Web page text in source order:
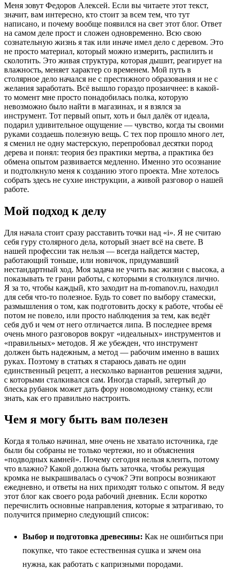
Меня зовут Федоров Алексей. Если вы читаете этот текст,
значит, вам интересно, кто стоит за всем тем, что тут
написано, и почему вообще появился на свет этот блог. Ответ
на самом деле прост и сложен одновременно. Всю свою
сознательную жизнь я так или иначе имел дело с деревом. Это
не просто материал, который можно измерить, распилить и
сколотить. Это живая структура, которая дышит, реагирует на
влажность, меняет характер со временем. Мой путь в
столярное дело начался не с престижного образования и не с
желания заработать. Всё вышло гораздо прозаичнее: в какой-
то момент мне просто понадобилась полка, которую
невозможно было найти в магазинах, и я взялся за
инструмент. Тот первый опыт, хоть и был далёк от идеала,
подарил удивительное ощущение — чувство, когда ты своими
руками создаешь полезную вещь. С тех пор прошло много лет,
я сменил не одну мастерскую, перепробовал десятки пород
дерева и понял: теория без практики мертва, а практика без
обмена опытом развивается медленно. Именно это осознание
и подтолкнуло меня к созданию этого проекта. Мне хотелось
собрать здесь не сухие инструкции, а живой разговор о нашей
работе.
Мой подход к делу
Для начала стоит сразу расставить точки над «i». Я не считаю
себя гуру столярного дела, который знает всё на свете. В
нашей профессии так нельзя — всегда найдется мастер,
работающий тоньше, или новичок, придумавший
нестандартный ход. Моя задача не учить вас жизни с высока, а
показывать те грани работы, с которыми я столкнулся лично.
Я за то, чтобы каждый, кто заходит на m-romanov.ru, находил
для себя что-то полезное. Будь то совет по выбору стамески,
размышления о том, как подготовить доску к работе, чтобы её
потом не повело, или просто наблюдения за тем, как ведёт
себя дуб и чем от него отличается липа. В последнее время
очень много разговоров вокруг «идеальных» инструментов и
«правильных» методов. Я же убежден, что инструмент
должен быть надежным, а метод — рабочим именно в ваших
руках. Поэтому в статьях я стараюсь давать не один
единственный рецепт, а несколько вариантов решения задачи,
с которыми сталкивался сам. Иногда старый, затертый до
блеска рубанок может дать фору новомодному станку, если
знать, как его правильно настроить.
Чем я могу быть вам полезен
Когда я только начинал, мне очень не хватало источника, где
были бы собраны не только чертежи, но и объяснения
«подводных камней». Почему сегодня нельзя клеить, потому
что влажно? Какой должна быть заточка, чтобы режущая
кромка не выкрашивалась о сучок? Эти вопросы возникают
ежедневно, и ответы на них приходят только с опытом. Я веду
этот блог как своего рода рабочий дневник. Если коротко
перечислить основные направления, которые я затрагиваю, то
получится примерно следующий список:
Выбор и подготовка древесины: Как не ошибиться при
покупке, что такое естественная сушка и зачем она
нужна, как работать с капризными породами.